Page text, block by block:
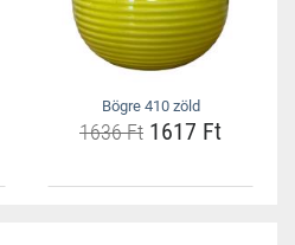
Bögre 410 zöld
1636 Ft 1617 Ft